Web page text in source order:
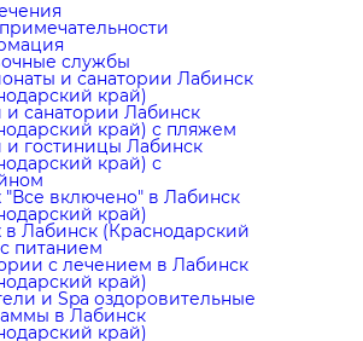
службы
и санатории Лабинск
край)
и санатории Лабинск
край) с пляжем
и гостиницы Лабинск
край) с
"Все включено" в Лабинск
край)
в Лабинск (Краснодарский
питанием
с лечением в Лабинск
край)
и Spa оздоровительные
в Лабинск
край)